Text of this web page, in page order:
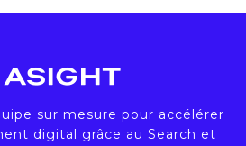
sur mesure pour accélérer
digital grâce au Search et